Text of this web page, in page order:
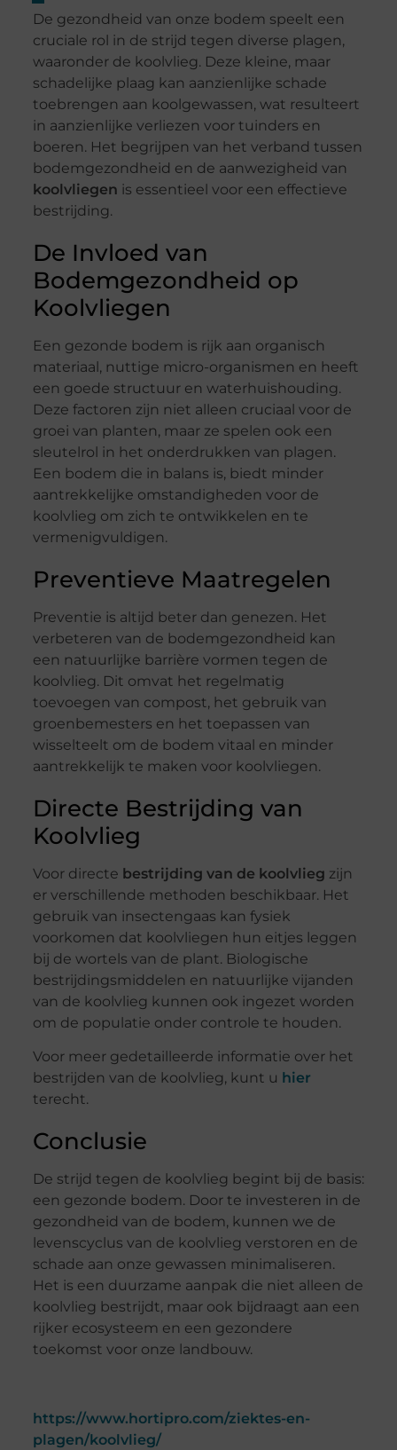
De gezondheid van onze bodem speelt een
cruciale rol in de strijd tegen diverse plagen,
waaronder de koolvlieg. Deze kleine, maar
schadelijke plaag kan aanzienlijke schade
toebrengen aan koolgewassen, wat resulteert
in aanzienlijke verliezen voor tuinders en
boeren. Het begrijpen van het verband tussen
bodemgezondheid en de aanwezigheid van
koolvliegen is essentieel voor een effectieve
bestrijding.
De Invloed van
Bodemgezondheid op
Koolvliegen
Een gezonde bodem is rijk aan organisch
materiaal, nuttige micro-organismen en heeft
een goede structuur en waterhuishouding.
Deze factoren zijn niet alleen cruciaal voor de
groei van planten, maar ze spelen ook een
sleutelrol in het onderdrukken van plagen.
Een bodem die in balans is, biedt minder
aantrekkelijke omstandigheden voor de
koolvlieg om zich te ontwikkelen en te
vermenigvuldigen.
Preventieve Maatregelen
Preventie is altijd beter dan genezen. Het
verbeteren van de bodemgezondheid kan
een natuurlijke barrière vormen tegen de
koolvlieg. Dit omvat het regelmatig
toevoegen van compost, het gebruik van
groenbemesters en het toepassen van
wisselteelt om de bodem vitaal en minder
aantrekkelijk te maken voor koolvliegen.
Directe Bestrijding van
Koolvlieg
Voor directe bestrijding van de koolvlieg zijn
er verschillende methoden beschikbaar. Het
gebruik van insectengaas kan fysiek
voorkomen dat koolvliegen hun eitjes leggen
bij de wortels van de plant. Biologische
bestrijdingsmiddelen en natuurlijke vijanden
van de koolvlieg kunnen ook ingezet worden
om de populatie onder controle te houden.
Voor meer gedetailleerde informatie over het
bestrijden van de koolvlieg, kunt u hier
terecht.
Conclusie
De strijd tegen de koolvlieg begint bij de basis:
een gezonde bodem. Door te investeren in de
gezondheid van de bodem, kunnen we de
levenscyclus van de koolvlieg verstoren en de
schade aan onze gewassen minimaliseren.
Het is een duurzame aanpak die niet alleen de
koolvlieg bestrijdt, maar ook bijdraagt aan een
rijker ecosysteem en een gezondere
toekomst voor onze landbouw.
https://www.hortipro.com/ziektes-en-
plagen/koolvlieg/